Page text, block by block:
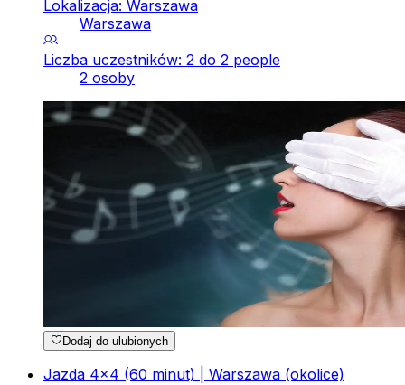
Lokalizacja: Warszawa
Warszawa
Liczba uczestników: 2 do 2 people
2 osoby
Dodaj do ulubionych
Jazda 4x4 (60 minut) | Warszawa (okolice)